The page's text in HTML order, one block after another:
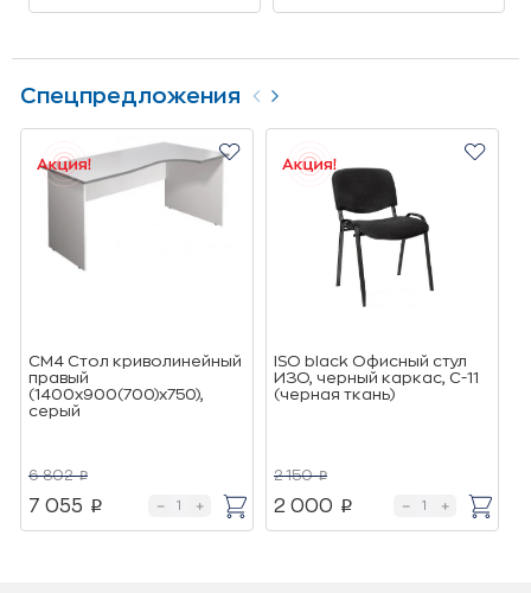
Спецпредложения
СМ4 Стол криволинейный
правый
(1400х900(700)х750),
cерый
6 802 p
7 055 p
ISO black Офисный стул
ИЗО, черный каркас, C-11
(черная ткань)
2 150 p
2 000 p